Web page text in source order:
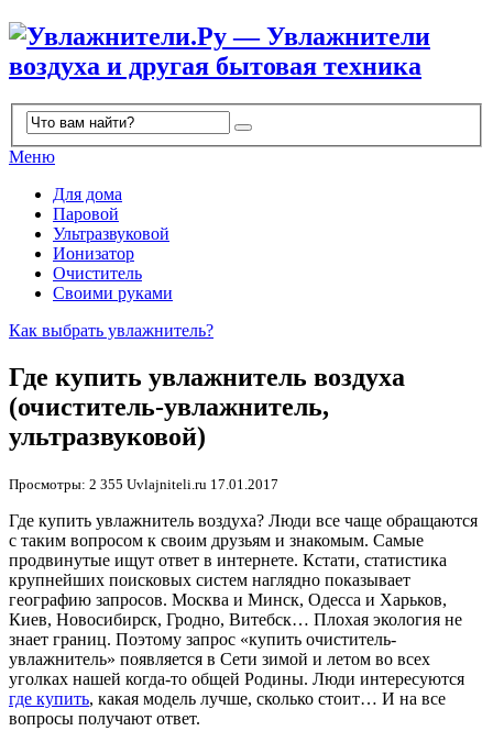
Меню
Для дома
Паровой
Ультразвуковой
Ионизатор
Очиститель
Своими руками
Как выбрать увлажнитель?
Где купить увлажнитель воздуха
(очиститель-увлажнитель,
ультразвуковой)
Просмотры: 2 355 Uvlajniteli.ru 17.01.2017
Где купить увлажнитель воздуха? Люди все чаще обращаются
с таким вопросом к своим друзьям и знакомым. Самые
продвинутые ищут ответ в интернете. Кстати, статистика
крупнейших поисковых систем наглядно показывает
географию запросов. Москва и Минск, Одесса и Харьков,
Киев, Новосибирск, Гродно, Витебск… Плохая экология не
знает границ. Поэтому запрос «купить очиститель-
увлажнитель» появляется в Сети зимой и летом во всех
уголках нашей когда-то общей Родины. Люди интересуются
где купить, какая модель лучше, сколько стоит… И на все
вопросы получают ответ.